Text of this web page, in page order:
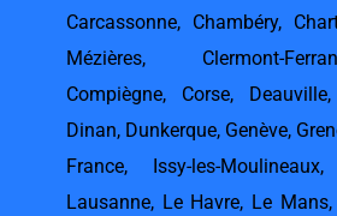
Carcassonne, Chambéry,
Mézières, Clermont-
Compiègne, Corse, Deauville,
Dinan, Dunkerque, Genève,
France, Issy-les-Moulineaux
Lausanne, Le Havre, Le Mans,